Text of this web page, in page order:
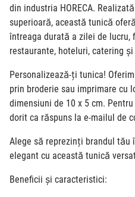
din industria HORECA.
superioară, această tunică
întreaga durată a zilei de lucru,
restaurante, hoteluri, catering
Personalizează-ți tunica!
prin broderie sau imprimare cu
dimensiuni de 10 x 5 cm.
dorit ca răspuns la e-mailul de
Alege să reprezinți brandul tău
elegant cu această tunică
Beneficii și caracteristici: